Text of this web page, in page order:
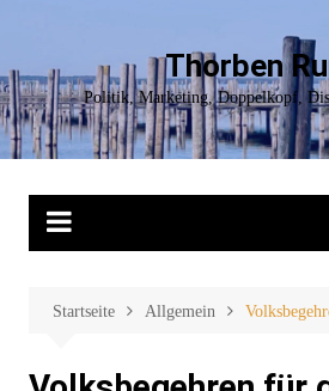
springen
Thorben
Politik, Marketing, Doppelkopf,
Startseite Allgemein